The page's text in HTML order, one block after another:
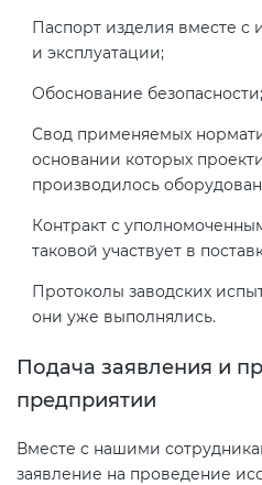
Паспорт изделия вместе с
и эксплуатации;
Обоснование безопасности;
Свод применяемых
основании которых
производилось
Контракт с
таковой участвует в
Протоколы заводских
они уже выполнялись.
Подача заявления и
предприятии
Вместе с нашими
заявление на проведение